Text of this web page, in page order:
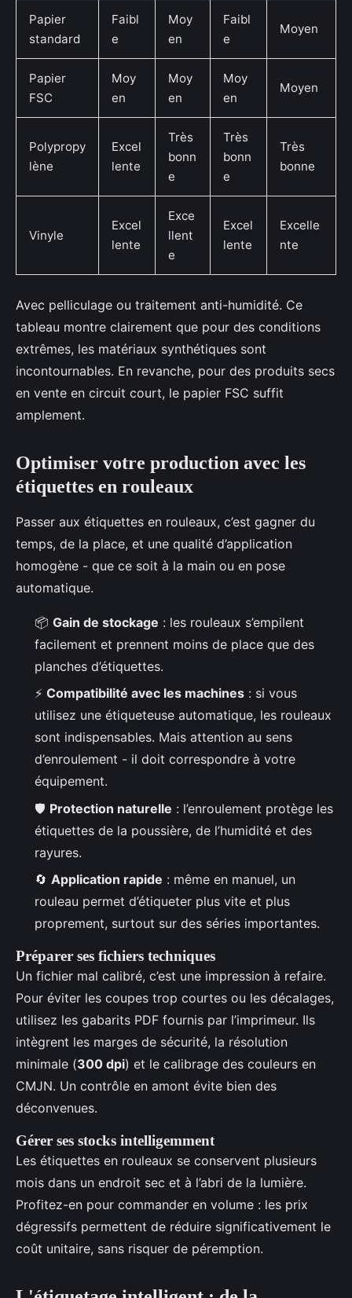
Papier
standard
Faibl
e
Moy
en
Faibl
e
Moyen
Papier
FSC
Moy
en
Moy
en
Moy
en
Moyen
Polypropy
lène
Excel
lente
Très
bonn
e
Très
bonn
e
Très
bonne
Vinyle
Excel
lente
Exce
llent
e
Excel
lente
Excelle
nte
Avec pelliculage ou traitement anti-humidité. Ce
tableau montre clairement que pour des conditions
extrêmes, les matériaux synthétiques sont
incontournables. En revanche, pour des produits secs
en vente en circuit court, le papier FSC suffit
amplement.
Optimiser votre production avec les
étiquettes en rouleaux
Passer aux étiquettes en rouleaux, c’est gagner du
temps, de la place, et une qualité d’application
homogène - que ce soit à la main ou en pose
automatique.
📦 Gain de stockage : les rouleaux s’empilent
facilement et prennent moins de place que des
planches d’étiquettes.
⚡ Compatibilité avec les machines : si vous
utilisez une étiqueteuse automatique, les rouleaux
sont indispensables. Mais attention au sens
d’enroulement - il doit correspondre à votre
équipement.
🛡️ Protection naturelle : l’enroulement protège les
étiquettes de la poussière, de l’humidité et des
rayures.
🔄 Application rapide : même en manuel, un
rouleau permet d’étiqueter plus vite et plus
proprement, surtout sur des séries importantes.
Préparer ses fichiers techniques
Un fichier mal calibré, c’est une impression à refaire.
Pour éviter les coupes trop courtes ou les décalages,
utilisez les gabarits PDF fournis par l’imprimeur. Ils
intègrent les marges de sécurité, la résolution
minimale (300 dpi) et le calibrage des couleurs en
CMJN. Un contrôle en amont évite bien des
déconvenues.
Gérer ses stocks intelligemment
Les étiquettes en rouleaux se conservent plusieurs
mois dans un endroit sec et à l’abri de la lumière.
Profitez-en pour commander en volume : les prix
dégressifs permettent de réduire significativement le
coût unitaire, sans risquer de péremption.